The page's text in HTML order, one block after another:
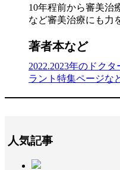
10年程前から審美治
など審美治療にも力
著者本など
2022.2023年のドク
ラント特集ページな
人気記事